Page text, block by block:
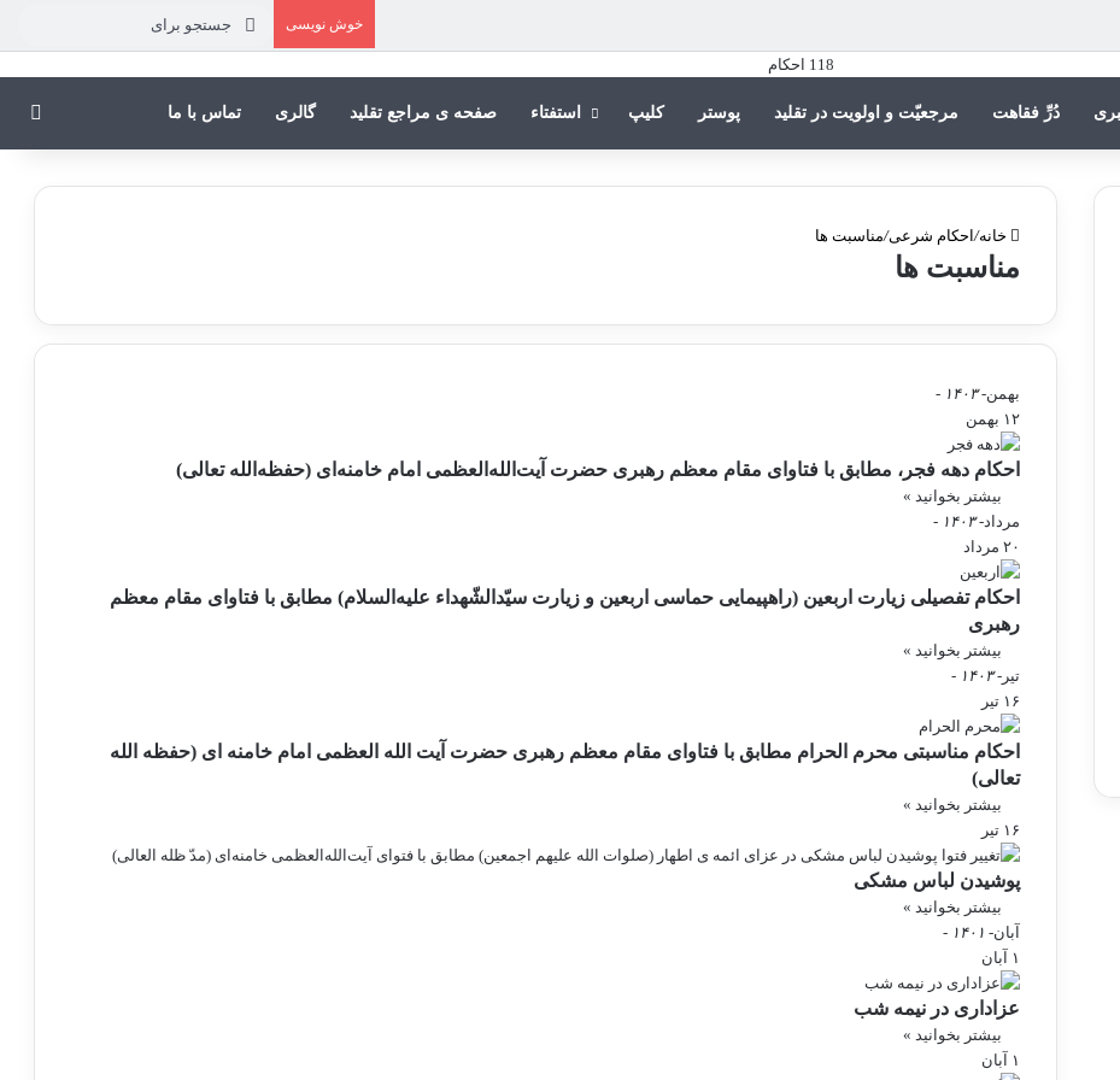
خوش نویسی جستجو
دُرِّ فقاهت مرجعیّت و اولویت در تقلید پوستر کلیپ استفتاء صفحه ی مراجع تقلید گالری تماس با ما
خانه/احکام شرعی/مناسبت ها
مناسبت ها
بهمن- ۱۴۰۳ -
۱۲ بهمن
احکام دهه فجر، مطابق با فتاوای مقام معظم رهبری حضرت آیت‌الله‌العظمی امام خامنه‌ای (حفظه‌الله تعالی)
بیشتر بخوانید »
مرداد- ۱۴۰۳ -
۲۰ مرداد
احکام تفصیلی زیارت اربعین (راهپیمایی حماسی اربعین و زیارت سیّدالشّهداء علیه‌السلام) مطابق با فتاوای مقام معظم
رهبری
بیشتر بخوانید »
تیر- ۱۴۰۳ -
۱۶ تیر
احکام مناسبتی محرم الحرام مطابق با فتاوای مقام معظم رهبری حضرت آیت الله العظمی امام خامنه ای (حفظه الله
تعالی)
بیشتر بخوانید »
۱۶ تیر
پوشیدن لباس مشکی
بیشتر بخوانید »
آبان- ۱۴۰۱ -
۱ آبان
عزاداری در نیمه شب
بیشتر بخوانید »
۱ آبان